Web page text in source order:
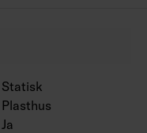
Statisk
Plasthus
Ja